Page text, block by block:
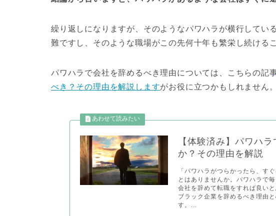
繰り返しになりますが、そのようなパワハラが横行してい
難ですし、そのような職場がこの先何十年も繁栄し続ける
パワハラで会社を辞めるべき理由については、こちらの記
べき？その理由を解説しますがお役に立つかもしれません。
【体験済み】パワハ
か？その理由を解説
「パワハラがつらかったら、す
とはありませんか。パワハラで
会社を辞めて転職をすれば良い
ブラック企業を辞めるべき理由
す。...